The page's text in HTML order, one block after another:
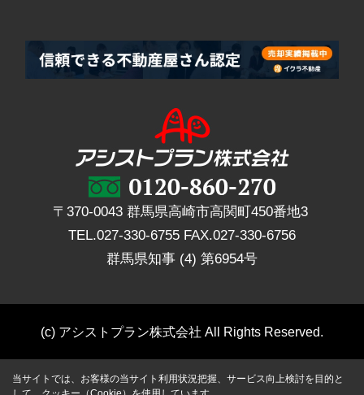
〒370-0043 群馬県高崎市高関町450番地3
TEL.027-330-6755 FAX.027-330-6756
群馬県知事 (4) 第6954号
(c) アシストプラン株式会社 All Rights Reserved.
当サイトでは、お客様の当サイト利用状況把握、サービス向上検討を目的と